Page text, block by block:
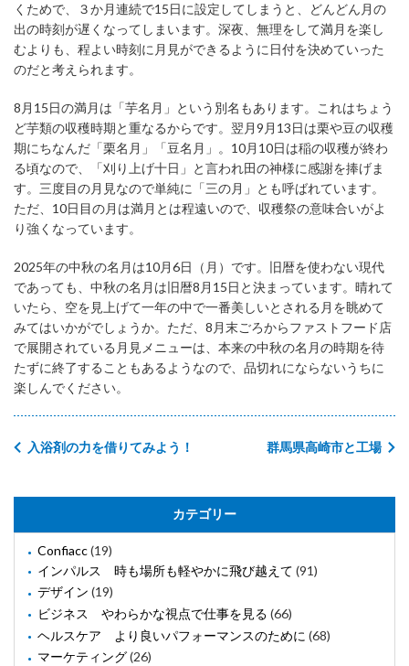
くためで、３か月連続で15日に設定してしまうと、どんどん月の
出の時刻が遅くなってしまいます。深夜、無理をして満月を楽し
むよりも、程よい時刻に月見ができるように日付を決めていった
のだと考えられます。
8月15日の満月は「芋名月」という別名もあります。これはちょう
ど芋類の収穫時期と重なるからです。翌月9月13日は栗や豆の収穫
期にちなんだ「栗名月」「豆名月」。10月10日は稲の収穫が終わ
る頃なので、「刈り上げ十日」と言われ田の神様に感謝を捧げま
す。三度目の月見なので単純に「三の月」とも呼ばれています。
ただ、10日目の月は満月とは程遠いので、収穫祭の意味合いがよ
り強くなっています。
2025年の中秋の名月は10月6日（月）です。旧暦を使わない現代
であっても、中秋の名月は旧暦8月15日と決まっています。晴れて
いたら、空を見上げて一年の中で一番美しいとされる月を眺めて
みてはいかがでしょうか。ただ、8月末ごろからファストフード店
で展開されている月見メニューは、本来の中秋の名月の時期を待
たずに終了することもあるようなので、品切れにならないうちに
楽しんでください。
群馬県高崎市と工場
入浴剤の力を借りてみよう！
カテゴリー
Confiacc(19)
インパルス 時も場所も軽やかに飛び越えて (91)
デザイン (19)
ビジネス やわらかな視点で仕事を見る (66)
ヘルスケア より良いパフォーマンスのために (68)
マーケティング(26)